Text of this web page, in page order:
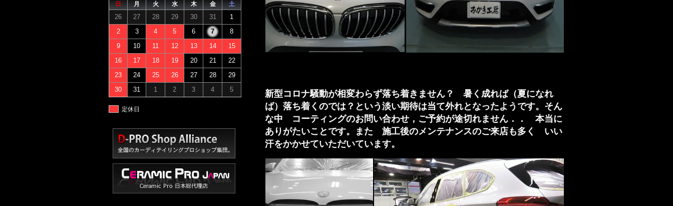
新型コロナ騒動が相変わらず落ち着きません？ 暑く成れば（夏になれ
ば）落ち着くのでは？という淡い期待は当て外れとなったようです。そん
な中 コーティングのお問い合わせ，ご予約が途切れません．． 本当に
ありがたいことです。また 施工後のメンテナンスのご来店も多く いい
汗をかかせていただいています。
日 月 火 水 木 金 土
26 27 28 29 30 31
1
2
3 4 5 6 7
8
9
10 11 12 13 14
15
16
17 18 19 20 21
22
23
24 25 26 27 28
29
30
31 1 2 3 4 5
定休日